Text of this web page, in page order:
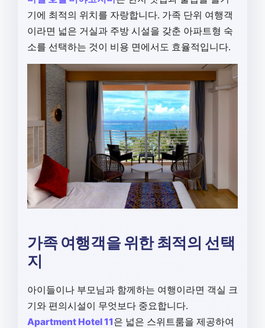
기에 최적의 위치를 자랑합니다. 가족 단위 여행객
이라면 넓은 거실과 주방 시설을 갖춘 아파트형 숙
소를 선택하는 것이 비용 면에서도 효율적입니다.
가족 여행객을 위한 최적의 선택
지
아이들이나 부모님과 함께하는 여행이라면 객실 크
기와 편의시설이 무엇보다 중요합니다.
Apartment Hotel 11은 넓은 스위트룸을 제공하여